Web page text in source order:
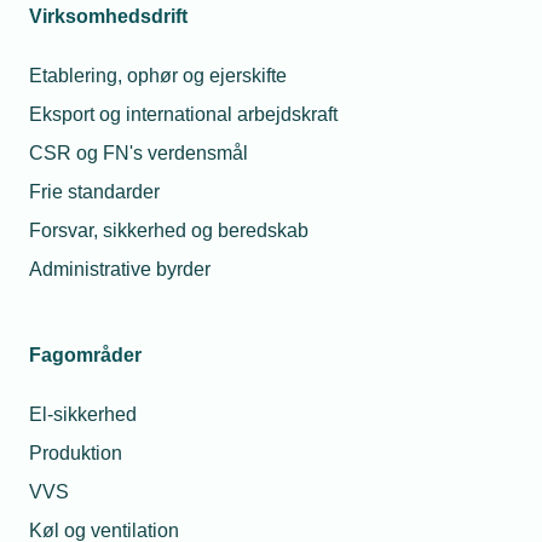
Virksomhedsdrift
Etablering, ophør og ejerskifte
Eksport og international arbejdskraft
CSR og FN's verdensmål
Frie standarder
Forsvar, sikkerhed og beredskab
Administrative byrder
Fagområder
El-sikkerhed
Produktion
VVS
Køl og ventilation
I forbindelse med tilmelding til et af TEKNIQ
øvrigt arrangement godkender du vores
persondatapolitik.
Vi gør opmærksom på, at webinaret optages!
Arrangementsinformation
Start
maj
2023
-Kl.
Privatlivspolitik
øvrige kurser, konferencer og
Arbejdsgiverne, behandler vi